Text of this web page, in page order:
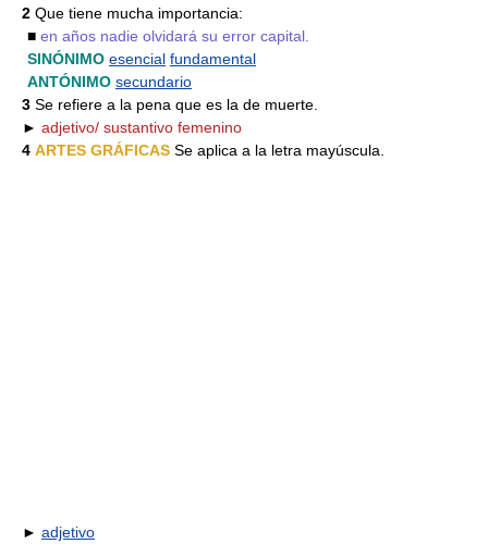
2 Que tiene mucha importancia:
■ en años nadie olvidará su error capital.
SINÓNIMO esencial fundamental
ANTÓNIMO secundario
3 Se refiere a la pena que es la de muerte.
► adjetivo/ sustantivo femenino
4 ARTES GRÁFICAS Se aplica a la letra mayúscula.
► adjetivo